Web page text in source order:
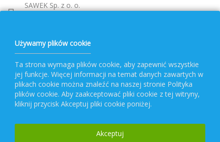
SAWEK Sp. z o. o.
Metalowca 26, 39-460 Nowa Dęba
+ 48 796 477 417
Obsługa PVF
Popularne kategorie
Używamy plików cookie
Ta strona wymaga plików cookie, aby zapewnić wszystkie
jej funkcje. Więcej informacji na temat danych zawartych w
plikach cookie można znaleźć na naszej stronie Polityka
plików cookie. Aby zaakceptować pliki cookie z tej witryny,
kliknij przycisk Akceptuj pliki cookie poniżej.
Akceptuj